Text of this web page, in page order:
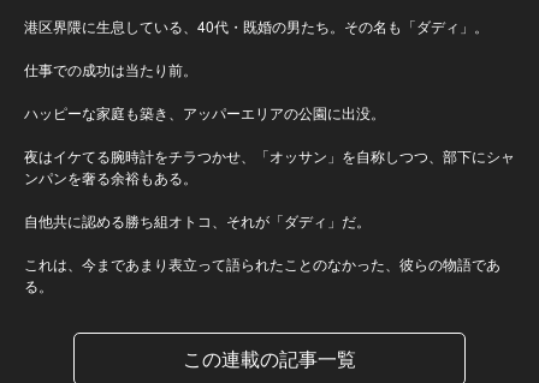
港区界隈に生息している、40代・既婚の男たち。その名も「ダディ」。
仕事での成功は当たり前。
ハッピーな家庭も築き、アッパーエリアの公園に出没。
夜はイケてる腕時計をチラつかせ、「オッサン」を自称しつつ、部下にシャ
ンパンを奢る余裕もある。
自他共に認める勝ち組オトコ、それが「ダディ」だ。
これは、今まであまり表立って語られたことのなかった、彼らの物語であ
る。
この連載の記事一覧